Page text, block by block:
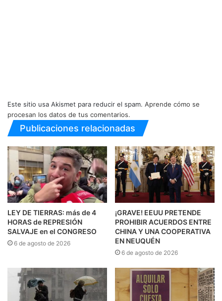
Este sitio usa Akismet para reducir el spam. Aprende cómo se
procesan los datos de tus comentarios.
Publicaciones relacionadas
LEY DE TIERRAS: más de 4
HORAS de REPRESIÓN
SALVAJE en el CONGRESO
6 de agosto de 2026
¡GRAVE! EEUU PRETENDE
PROHIBIR ACUERDOS ENTRE
CHINA Y UNA COOPERATIVA
EN NEUQUÉN
6 de agosto de 2026